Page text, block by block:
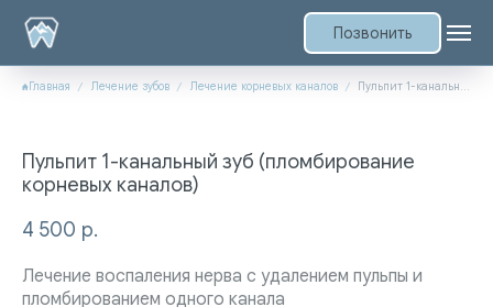
Позвонить
Главная Лечение зубов Лечение корневых каналов Пульпит 1-канальный зуб (пломбирование корневых каналов)
Пульпит 1-канальный зуб (пломбирование
корневых каналов)
4 500 р.
Лечение воспаления нерва с удалением пульпы и
пломбированием одного канала